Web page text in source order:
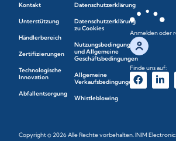
Kontakt
Unterstützung
Händlerbereich
Zertifizierungen
Technologische
Innovation
Abfallentsorgung
Datenschutzerklärung
Datenschutzerklärung
zu Cookies
Nutzungsbedingungen
und Allgemeine
Geschäftsbedingungen
Allgemeine
Verkaufsbedingungen
Whistleblowing
Anmelden oder
Finde uns auf:
Copyright © 2026 Alle Rechte vorbehalten. INIM